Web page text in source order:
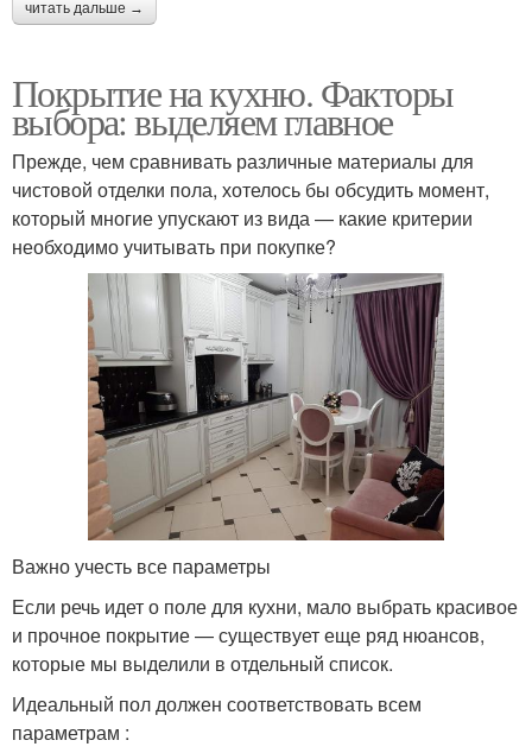
читать дальше →
Покрытие на кухню. Факторы
выбора: выделяем главное
Прежде, чем сравнивать различные материалы для
чистовой отделки пола, хотелось бы обсудить момент,
который многие упускают из вида — какие критерии
необходимо учитывать при покупке?
Важно учесть все параметры
Если речь идет о поле для кухни, мало выбрать красивое
и прочное покрытие — существует еще ряд нюансов,
которые мы выделили в отдельный список.
Идеальный пол должен соответствовать всем
параметрам :